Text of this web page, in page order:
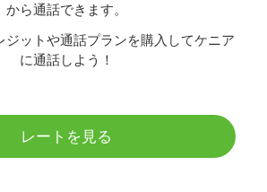
から通話できます。
ジットや通話プランを購入してケニア
に通話しよう！
レートを見る